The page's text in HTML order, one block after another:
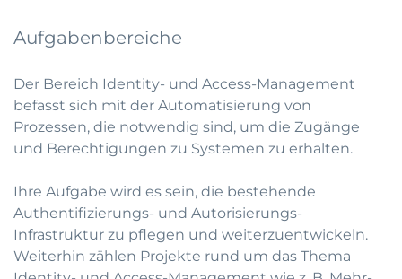
Aufgabenbereiche
Der Bereich Identity- und Access-Management
befasst sich mit der Automatisierung von
Prozessen, die notwendig sind, um die Zugänge
und Berechtigungen zu Systemen zu erhalten.
Ihre Aufgabe wird es sein, die bestehende
Authentifizierungs- und Autorisierungs-
Infrastruktur zu pflegen und weiterzuentwickeln.
Weiterhin zählen Projekte rund um das Thema